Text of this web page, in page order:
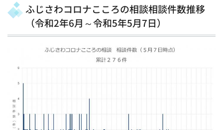
ふじさわコロナこころの相談相談件数推移
（令和2年6月～令和5年5月7日）